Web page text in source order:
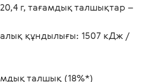
г, тағамдық талшықтар –
құндылығы: 1507 кДж /
талшық (18%*)